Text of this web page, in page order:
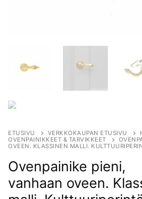
ETUSIVU VERKKOKAUPAN ETUSIVU
OVENPAINIKKEET & TARVIKKEET
OVEEN. KLASSINEN MALLI.
Ovenpainike pieni,
vanhaan oveen.